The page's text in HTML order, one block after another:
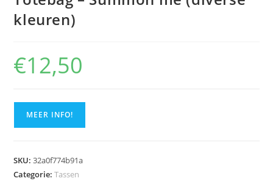
kleuren)
€12,50
MEER INFO!
SKU:32a0f774b91a
Categorie:Tassen